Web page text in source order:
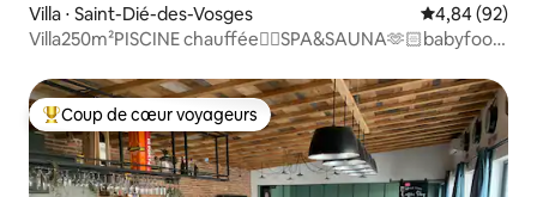
Villa ⋅ Saint-Dié-des-Vosges Évaluation
4,84 (92)
Villa250m²PISCINE chauffée🏊‍♂️SPA&SAUNA🫶🏻babyfoot
Coups de cœur voyageurs les plus appréciés
Coup de cœur voyageurs